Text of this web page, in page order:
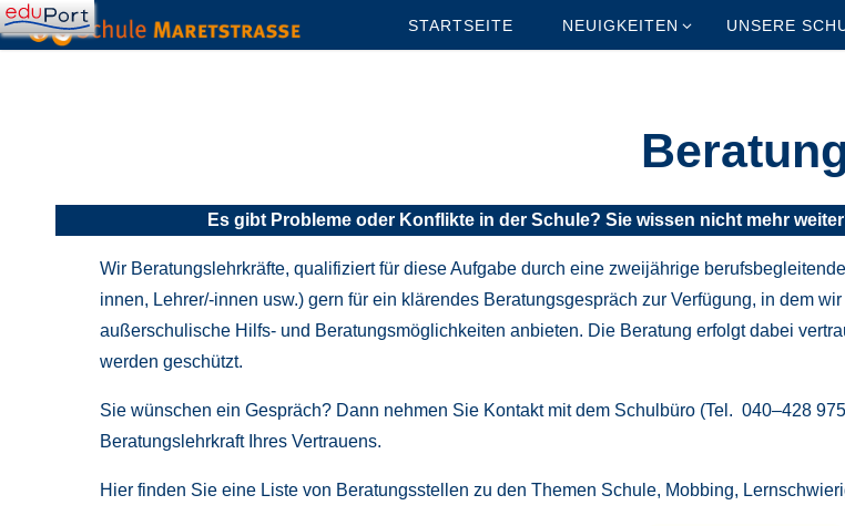
Skip
to
STARTSEITE NEUIGKEITEN UNSERE
Es gibt Probleme oder Konflikte in der Schule? Sie wissen nicht mehr
Wir Beratungslehrkräfte, qualifiziert für diese Aufgabe durch eine zweijährige
innen, Lehrer/-innen usw.) gern für ein klärendes Beratungsgespräch zur Verfügung, in dem
außerschulische Hilfs- und Beratungsmöglichkeiten anbieten. Die Beratung erfolgt dabei
werden geschützt.
Sie wünschen ein Gespräch? Dann nehmen Sie Kontakt mit dem Schulbüro (Tel. 040–428
Beratungslehrkraft Ihres Vertrauens.
Hier finden Sie eine Liste von Beratungsstellen zu den Themen Schule, Mobbing,